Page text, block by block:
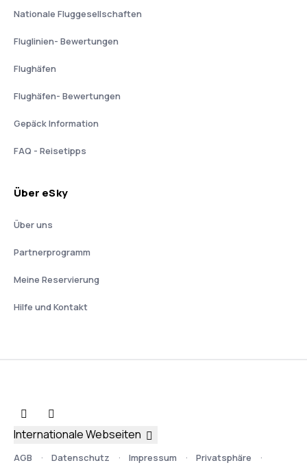
Nationale Fluggesellschaften
Fluglinien- Bewertungen
Flughäfen
Flughäfen- Bewertungen
Gepäck Information
FAQ - Reisetipps
Über eSky
Über uns
Partnerprogramm
Meine Reservierung
Hilfe und Kontakt
AGB Datenschutz Impressum Privatsphäre
Internationale Webseiten